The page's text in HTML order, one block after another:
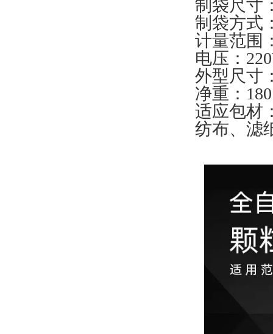
制袋尺寸
制袋方式
计量范围
电压：
外型尺寸
净重：
适应包材
纺布、滤